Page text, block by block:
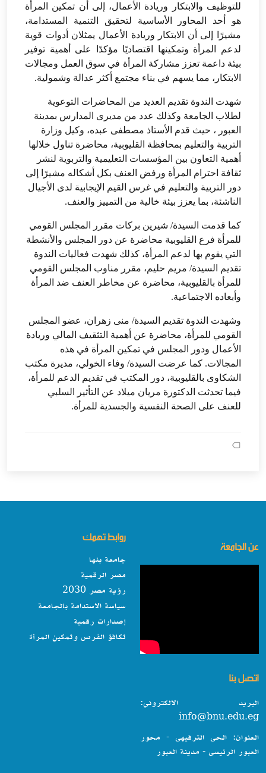
للتوظيف والابتكار وريادة الأعمال، إلى أن تمكين المرأة
هو أحد المحاور الأساسية لتحقيق التنمية المستدامة،
مشيرًا إلى أن الابتكار وريادة الأعمال يمثلان أدوات قوية
لدعم المرأة وتمكينها اقتصاديًا مؤكدًا على أهمية توفير
بيئة داعمة تعزز مشاركة المرأة في سوق العمل ومجالات
الابتكار، مما يسهم في بناء مجتمع أكثر عدالة وشمولية.
شهدت الندوة تقديم العديد من المحاضرات التوعوية
لطلاب الجامعة وكذلك عدد من مديرى المدارس بمدينة
العبور ، حيث قدم الأستاذ مصطفى عبده، وكيل وزارة
التربية والتعليم بمحافظة القليوبية، محاضرة تناول خلالها
أهمية التعاون بين المؤسسات التعليمية والتربوية لنشر
ثقافة احترام المرأة ورفض العنف بكل أشكاله مشيرًا إلى
دور التربية والتعليم في غرس القيم الإيجابية لدى الأجيال
الناشئة، بما يعزز بيئة خالية من التمييز والعنف.
كما قدمت السيدة/ شيرين بركات مقرر المجلس القومي
للمرأة فرع القليوبية محاضرة عن دور المجلس والأنشطة
التي يقوم بها لدعم المرأة، كذلك شهدت فعاليات الندوة
تقديم السيدة/ مريم حليم، مقرر مناوب المجلس القومي
للمرأة بالقليوبية، محاضرة عن مخاطر العنف ضد المرأة
وأبعاده الاجتماعية.
وشهدت الندوة تقديم السيدة/ منى زهران، عضو المجلس
القومي للمرأة، محاضرة عن أهمية التثقيف المالي وريادة
الأعمال ودور المجلس في تمكين المرأة في هذه
المجالات. كما عرضت السيدة/ وفاء الخولي، مديرة مكتب
الشكاوى بالقليوبية، دور المكتب في تقديم الدعم للمرأة،
فيما تحدثت الدكتورة مريان ميلاد عن التأثير السلبي
للعنف على الصحة النفسية والجسدية للمرأة.
عن الجامعة
روابط تهمك
جامعة بنها
مصر الرقمية
رؤية مصر 2030
سياسة الاستدامة بالجامعة
إصدارات رقمية
تكافؤ الفرص وتمكين المرأة
اتصل بنا
البريد الالكتروني:
info@bnu.edu.eg
العنوان: الحى الترفيهى - محور
العبور الرئيسى - مدينة العبور